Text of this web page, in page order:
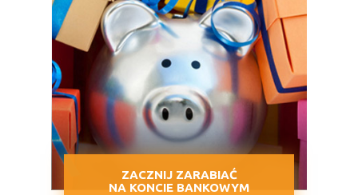
ZACZNIJ ZARABIAĆ
NA KONCIE BANKOWYM